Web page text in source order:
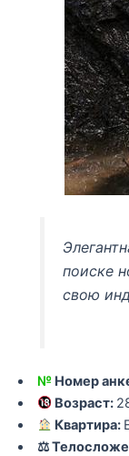
поиске
свою
№ Номер
Возраст:
Квартира:
⚖